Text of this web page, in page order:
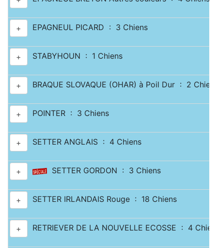
+ EPAGNEUL PICARD : 3 Chiens
+ STABYHOUN : 1 Chiens
+ BRAQUE SLOVAQUE (OHAR) à Poil Dur : 2
+ POINTER : 3 Chiens
+ SETTER ANGLAIS : 4 Chiens
+ SETTER GORDON : 3 Chiens
+ SETTER IRLANDAIS Rouge : 18 Chiens
+ RETRIEVER DE LA NOUVELLE ECOSSE : 4